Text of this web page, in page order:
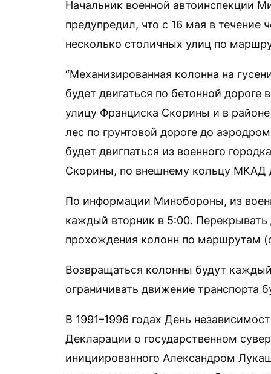
Начальник военной автоинспекции
предупредил, что с 16 мая в течение
несколько столичных улиц по
“Механизированная колонна на
будет двигаться по бетонной дороге
улицу Франциска Скорины и в
лес по грунтовой дороге до
будет двигпаться из военного
Скорины, по внешнему кольцу МКАД
По информации Минобороны, из
каждый вторник в 5:00.
прохождения колонн по маршрутам
Возвращаться колонны будут
ограничивать движение транспорта
В 1991–1996 годах День
Декларации о государственном
инициированного Александром